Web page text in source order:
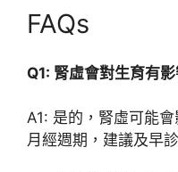
FAQs
Q1: 腎虛會對生育有影
A1: 是的，腎虛可能
月經週期，建議及早診